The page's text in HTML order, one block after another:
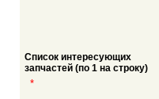
Список интересующих
запчастей (по 1 на строку)
*